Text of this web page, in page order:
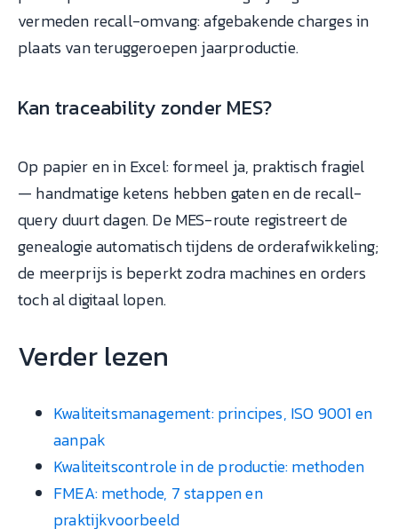
vermeden recall-omvang: afgebakende charges in
plaats van teruggeroepen jaarproductie.
Kan traceability zonder MES?
Op papier en in Excel: formeel ja, praktisch fragiel
— handmatige ketens hebben gaten en de recall-
query duurt dagen. De MES-route registreert de
genealogie automatisch tijdens de orderafwikkeling;
de meerprijs is beperkt zodra machines en orders
toch al digitaal lopen.
Verder lezen
Kwaliteitsmanagement: principes, ISO 9001 en
aanpak
Kwaliteitscontrole in de productie: methoden
FMEA: methode, 7 stappen en
praktijkvoorbeeld